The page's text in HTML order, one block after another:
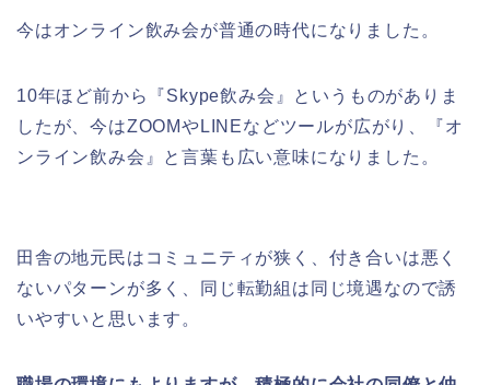
今はオンライン飲み会が普通の時代になりました。
10年ほど前から『Skype飲み会』というものがありま
したが、今はZOOMやLINEなどツールが広がり、『オ
ンライン飲み会』と言葉も広い意味になりました。
田舎の地元民はコミュニティが狭く、付き合いは悪く
ないパターンが多く、同じ転勤組は同じ境遇なので誘
いやすいと思います。